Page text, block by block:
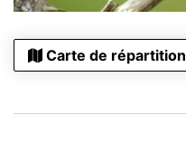
Carte de répartition